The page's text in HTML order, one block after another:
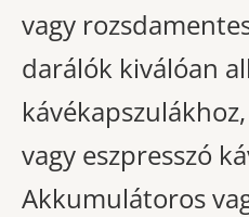
vagy
darálók kiválóan
vagy eszpresszó
Akkumulátoros